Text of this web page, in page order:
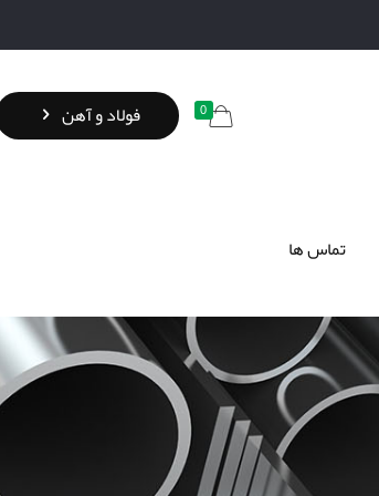
تماس ها
0 فولاد و آهن